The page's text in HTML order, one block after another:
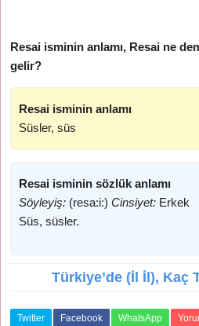
Resai isminin anlamı, Resai ne
gelir?
Resai isminin anlamı
Süsler, süs
Resai isminin sözlük anlamı
Söyleyiş: (resa:i:)Cinsiyet: Erkek
Süs, süsler.
Türkiye’de (İl İl), Kaç
Twitter Facebook WhatsApp